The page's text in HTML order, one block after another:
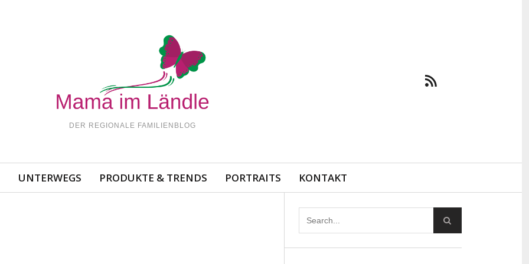
DER REGIONALE FAMILIENBLOG
UNTERWEGS PRODUKTE & TRENDS PORTRAITS KONTAKT